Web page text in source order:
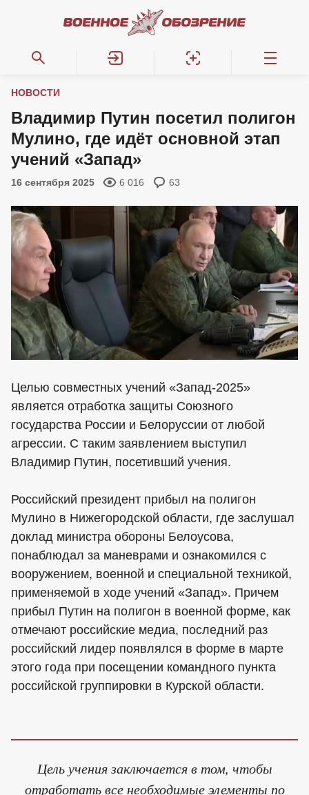
НОВОСТИ
Владимир Путин посетил полигон
Мулино, где идёт основной этап
учений «Запад»
16 сентября 2025 6 016 63
Целью совместных учений «Запад-2025»
является отработка защиты Союзного
государства России и Белоруссии от любой
агрессии. С таким заявлением выступил
Владимир Путин, посетивший учения.
Российский президент прибыл на полигон
Мулино в Нижегородской области, где заслушал
доклад министра обороны Белоусова,
понаблюдал за маневрами и ознакомился с
вооружением, военной и специальной техникой,
применяемой в ходе учений «Запад». Причем
прибыл Путин на полигон в военной форме, как
отмечают российские медиа, последний раз
российский лидер появлялся в форме в марте
этого года при посещении командного пункта
российской группировки в Курской области.
Цель учения заключается в том, чтобы
отработать все необходимые элементы по